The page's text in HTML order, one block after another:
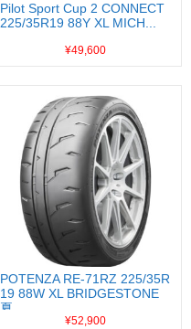
Pilot Sport Cup 2 CONNECT
225/35R19 88Y XL MICH...
¥49,600
POTENZA RE-71RZ 225/35R
19 88W XL BRIDGESTONE
夏...
¥52,900